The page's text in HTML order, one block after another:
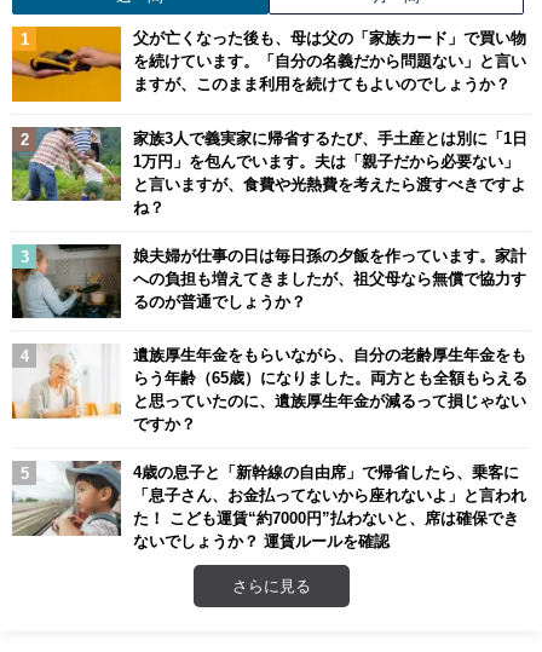
父が亡くなった後も、母は父の「家族カード」で買い物
を続けています。「自分の名義だから問題ない」と言い
ますが、このまま利用を続けてもよいのでしょうか？
家族3人で義実家に帰省するたび、手土産とは別に「1日
1万円」を包んでいます。夫は「親子だから必要ない」
と言いますが、食費や光熱費を考えたら渡すべきですよ
ね？
娘夫婦が仕事の日は毎日孫の夕飯を作っています。家計
への負担も増えてきましたが、祖父母なら無償で協力す
るのが普通でしょうか？
遺族厚生年金をもらいながら、自分の老齢厚生年金をも
らう年齢（65歳）になりました。両方とも全額もらえる
と思っていたのに、遺族厚生年金が減るって損じゃない
ですか？
4歳の息子と「新幹線の自由席」で帰省したら、乗客に
「息子さん、お金払ってないから座れないよ」と言われ
た！ こども運賃“約7000円”払わないと、席は確保でき
ないでしょうか？ 運賃ルールを確認
さらに見る